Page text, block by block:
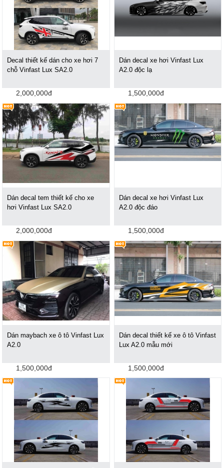
Decal thiết kế dán cho xe hơi 7
chỗ Vinfast Lux SA2.0
2,000,000đ
Dán decal xe hơi Vinfast Lux
A2.0 độc lạ
1,500,000đ
Dán decal tem thiết kế cho xe
hơi Vinfast Lux SA2.0
2,000,000đ
Dán decal xe hơi Vinfast Lux
A2.0 độc đáo
1,500,000đ
Dán maybach xe ô tô Vinfast Lux
A2.0
1,500,000đ
Dán decal thiết kế xe ô tô Vinfast
Lux A2.0 mẫu mới
1,500,000đ